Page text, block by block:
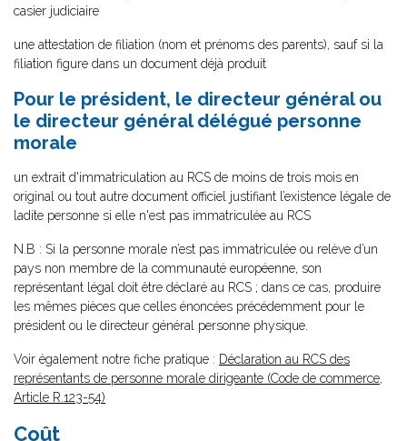
casier judiciaire
une attestation de filiation (nom et prénoms des parents), sauf si la
filiation figure dans un document déjà produit
Pour le président, le directeur général ou
le directeur général délégué personne
morale
un extrait d'immatriculation au RCS de moins de trois mois en
original ou tout autre document officiel justifiant l’existence légale de
ladite personne si elle n'est pas immatriculée au RCS
N.B : Si la personne morale n’est pas immatriculée ou relève d’un
pays non membre de la communauté européenne, son
représentant légal doit être déclaré au RCS ; dans ce cas, produire
les mêmes pièces que celles énoncées précédemment pour le
président ou le directeur général personne physique.
Voir également notre fiche pratique : Déclaration au RCS des
représentants de personne morale dirigeante (Code de commerce,
Article R.123-54)
Coût